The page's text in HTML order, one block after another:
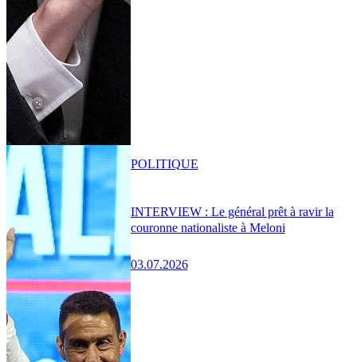
INTERVIEW : Le général prêt à ravir la
couronne nationaliste à Meloni
03.07.2026
POLITIQUE